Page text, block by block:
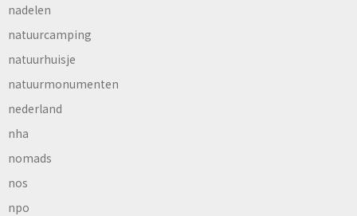
nadelen
natuurcamping
natuurhuisje
natuurmonumenten
nederland
nha
nomads
nos
npo